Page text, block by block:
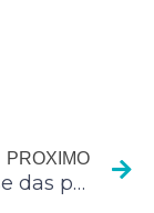
PROXIMO
Previna-se das principais doenças bucais